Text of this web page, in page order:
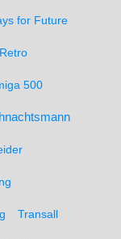
for Future
Retro
500
Transall